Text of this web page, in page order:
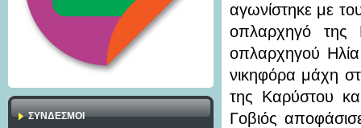
ΣΎΝΔΕΣΜΟΙ
αγωνίστηκε με
οπλαρχηγό της
οπλαρχηγού
νικηφόρα μάχη
της Καρύστου
Γοβιός